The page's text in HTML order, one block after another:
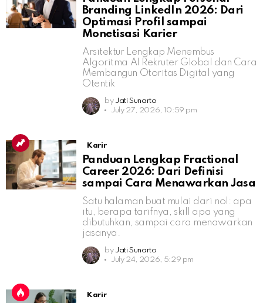
Branding LinkedIn 2026: Dari
Optimasi Profil sampai
Monetisasi Karier
Arsitektur Lengkap Menembus
Algoritma AI Rekruter Global dan Cara
Membangun Otoritas Digital yang
Otentik
by Jati Sunarto
July 27, 2026, 10:59 pm
Karir
Panduan Lengkap Fractional
Career 2026: Dari Definisi
sampai Cara Menawarkan Jasa
Satu halaman buat mulai dari nol: apa
itu, berapa tarifnya, skill apa yang
dibutuhkan, sampai cara menawarkan
jasanya.
by Jati Sunarto
July 24, 2026, 5:29 pm
Karir